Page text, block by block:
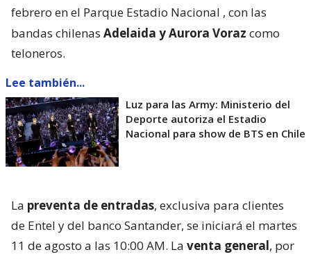
febrero en el Parque Estadio Nacional , con las
bandas chilenas Adelaida y Aurora Voraz como
teloneros.
Lee también...
Luz para las Army: Ministerio del
Deporte autoriza el Estadio
Nacional para show de BTS en Chile
La preventa de entradas, exclusiva para clientes
de Entel y del banco Santander, se iniciará el martes
11 de agosto a las 10:00 AM. La venta general, por